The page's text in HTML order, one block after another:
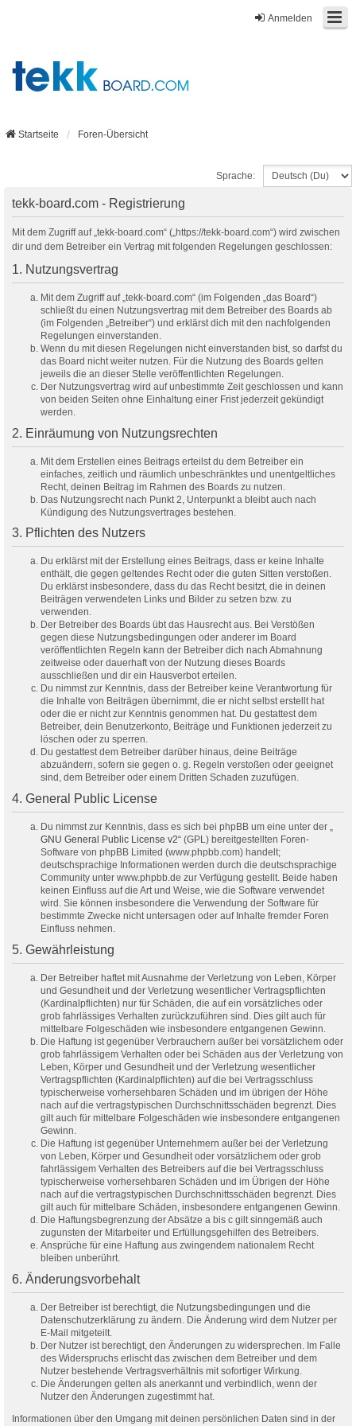
Anmelden
Startseite Foren-Übersicht
Sprache:
tekk-board.com - Registrierung
Mit dem Zugriff auf „tekk-board.com“ („https://tekk-board.com“) wird zwischen
dir und dem Betreiber ein Vertrag mit folgenden Regelungen geschlossen:
1. Nutzungsvertrag
Mit dem Zugriff auf „tekk-board.com“ (im Folgenden „das Board“)
schließt du einen Nutzungsvertrag mit dem Betreiber des Boards ab
(im Folgenden „Betreiber“) und erklärst dich mit den nachfolgenden
Regelungen einverstanden.
Wenn du mit diesen Regelungen nicht einverstanden bist, so darfst du
das Board nicht weiter nutzen. Für die Nutzung des Boards gelten
jeweils die an dieser Stelle veröffentlichten Regelungen.
Der Nutzungsvertrag wird auf unbestimmte Zeit geschlossen und kann
von beiden Seiten ohne Einhaltung einer Frist jederzeit gekündigt
werden.
2. Einräumung von Nutzungsrechten
Mit dem Erstellen eines Beitrags erteilst du dem Betreiber ein
einfaches, zeitlich und räumlich unbeschränktes und unentgeltliches
Recht, deinen Beitrag im Rahmen des Boards zu nutzen.
Das Nutzungsrecht nach Punkt 2, Unterpunkt a bleibt auch nach
Kündigung des Nutzungsvertrages bestehen.
3. Pflichten des Nutzers
Du erklärst mit der Erstellung eines Beitrags, dass er keine Inhalte
enthält, die gegen geltendes Recht oder die guten Sitten verstoßen.
Du erklärst insbesondere, dass du das Recht besitzt, die in deinen
Beiträgen verwendeten Links und Bilder zu setzen bzw. zu
verwenden.
Der Betreiber des Boards übt das Hausrecht aus. Bei Verstößen
gegen diese Nutzungsbedingungen oder anderer im Board
veröffentlichten Regeln kann der Betreiber dich nach Abmahnung
zeitweise oder dauerhaft von der Nutzung dieses Boards
ausschließen und dir ein Hausverbot erteilen.
Du nimmst zur Kenntnis, dass der Betreiber keine Verantwortung für
die Inhalte von Beiträgen übernimmt, die er nicht selbst erstellt hat
oder die er nicht zur Kenntnis genommen hat. Du gestattest dem
Betreiber, dein Benutzerkonto, Beiträge und Funktionen jederzeit zu
löschen oder zu sperren.
Du gestattest dem Betreiber darüber hinaus, deine Beiträge
abzuändern, sofern sie gegen o. g. Regeln verstoßen oder geeignet
sind, dem Betreiber oder einem Dritten Schaden zuzufügen.
4. General Public License
Du nimmst zur Kenntnis, dass es sich bei phpBB um eine unter der „
GNU General Public License v2“ (GPL) bereitgestellten Foren-
Software von phpBB Limited (www.phpbb.com) handelt;
deutschsprachige Informationen werden durch die deutschsprachige
Community unter www.phpbb.de zur Verfügung gestellt. Beide haben
keinen Einfluss auf die Art und Weise, wie die Software verwendet
wird. Sie können insbesondere die Verwendung der Software für
bestimmte Zwecke nicht untersagen oder auf Inhalte fremder Foren
Einfluss nehmen.
5. Gewährleistung
Der Betreiber haftet mit Ausnahme der Verletzung von Leben, Körper
und Gesundheit und der Verletzung wesentlicher Vertragspflichten
(Kardinalpflichten) nur für Schäden, die auf ein vorsätzliches oder
grob fahrlässiges Verhalten zurückzuführen sind. Dies gilt auch für
mittelbare Folgeschäden wie insbesondere entgangenen Gewinn.
Die Haftung ist gegenüber Verbrauchern außer bei vorsätzlichem oder
grob fahrlässigem Verhalten oder bei Schäden aus der Verletzung von
Leben, Körper und Gesundheit und der Verletzung wesentlicher
Vertragspflichten (Kardinalpflichten) auf die bei Vertragsschluss
typischerweise vorhersehbaren Schäden und im übrigen der Höhe
nach auf die vertragstypischen Durchschnittsschäden begrenzt. Dies
gilt auch für mittelbare Folgeschäden wie insbesondere entgangenen
Gewinn.
Die Haftung ist gegenüber Unternehmern außer bei der Verletzung
von Leben, Körper und Gesundheit oder vorsätzlichem oder grob
fahrlässigem Verhalten des Betreibers auf die bei Vertragsschluss
typischerweise vorhersehbaren Schäden und im Übrigen der Höhe
nach auf die vertragstypischen Durchschnittsschäden begrenzt. Dies
gilt auch für mittelbare Schäden, insbesondere entgangenen Gewinn.
Die Haftungsbegrenzung der Absätze a bis c gilt sinngemäß auch
zugunsten der Mitarbeiter und Erfüllungsgehilfen des Betreibers.
Ansprüche für eine Haftung aus zwingendem nationalem Recht
bleiben unberührt.
6. Änderungsvorbehalt
Der Betreiber ist berechtigt, die Nutzungsbedingungen und die
Datenschutzerklärung zu ändern. Die Änderung wird dem Nutzer per
E-Mail mitgeteilt.
Der Nutzer ist berechtigt, den Änderungen zu widersprechen. Im Falle
des Widerspruchs erlischt das zwischen dem Betreiber und dem
Nutzer bestehende Vertragsverhältnis mit sofortiger Wirkung.
Die Änderungen gelten als anerkannt und verbindlich, wenn der
Nutzer den Änderungen zugestimmt hat.
Informationen über den Umgang mit deinen persönlichen Daten sind in der